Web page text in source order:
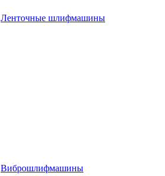
Ленточные шлифмашины
Виброшлифмашины